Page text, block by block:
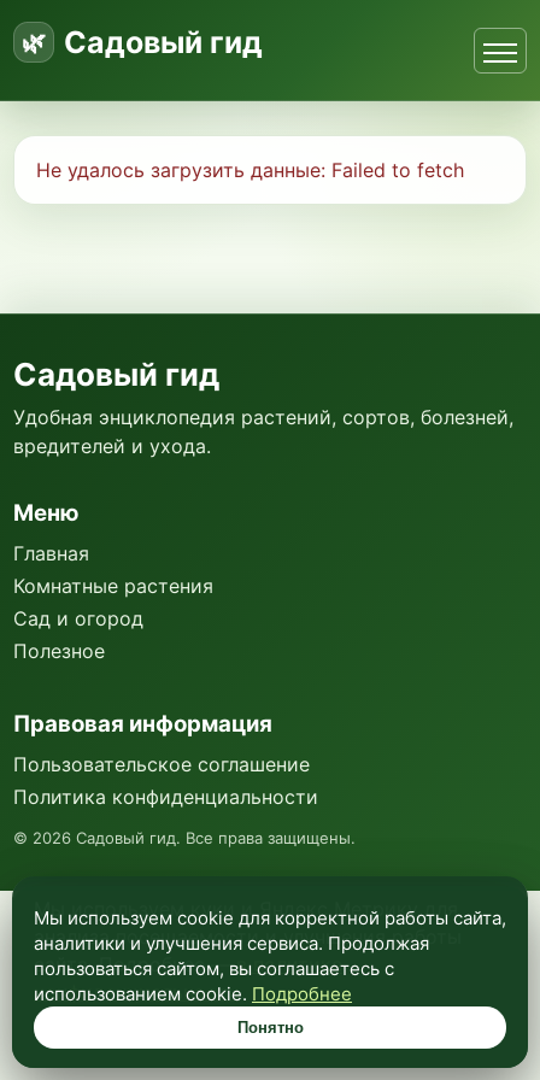
Садовый гид
Не удалось загрузить данные: Failed to fetch
Мы используем куки и Яндекс Метрику для
анализа посещаемости и улучшения работы
сайта. Подробнее —в политике
конфиденциальности.
Понятно
Садовый гид
Удобная энциклопедия растений, сортов, болезней,
вредителей и ухода.
Меню
Главная
Комнатные растения
Сад и огород
Полезное
Правовая информация
Пользовательское соглашение
Политика конфиденциальности
© 2026 Садовый гид. Все права защищены.
Мы используем cookie для корректной работы сайта,
аналитики и улучшения сервиса. Продолжая
пользоваться сайтом, вы соглашаетесь с
использованием cookie. Подробнее
Понятно